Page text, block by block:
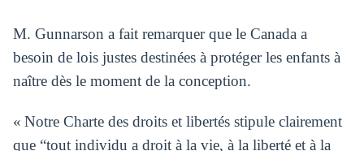
M. Gunnarson a fait remarquer que le Canada a
besoin de lois justes destinées à protéger les enfants à
naître dès le moment de la conception.
« Notre Charte des droits et libertés stipule clairement
que “tout individu a droit à la vie, à la liberté et à la